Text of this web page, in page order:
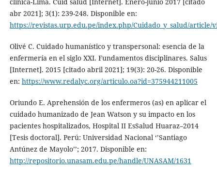
clínica-Lima. Cuid salud [Internet]. Enero-junio 2017 [citado
abr 2021]; 3(1): 239-248. Disponible en:
https://revistas.urp.edu.pe/index.php/Cuidado_y_salud/article/
Olivé C. Cuidado humanístico y transpersonal: esencia de la
enfermería en el siglo XXI. Fundamentos disciplinares. Salus
[Internet]. 2015 [citado abril 2021]; 19(3): 20-26. Disponible
en: https://www.redalyc.org/articulo.oa?id=375944211005
Oriundo E. Aprehensión de los enfermeros (as) en aplicar el
cuidado humanizado de Jean Watson y su impacto en los
pacientes hospitalizados, Hospital II EsSalud Huaraz–2014
[Tesis doctoral]. Perú: Universidad Nacional ‘’Santiago
Antúnez de Mayolo’’; 2017. Disponible en:
http://repositorio.unasam.edu.pe/handle/UNASAM/1631